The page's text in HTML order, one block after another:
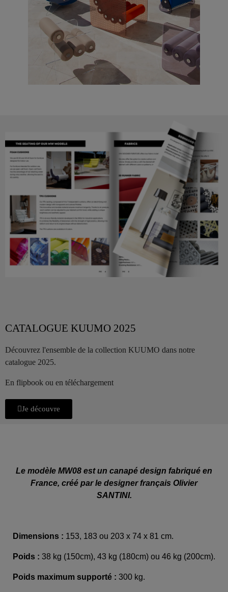
CATALOGUE KUUMO 2025
Découvrez l'ensemble de la collection KUUMO dans notre
catalogue 2025.
En flipbook ou en téléchargement
Je découvre
Le modèle MW08 est un canapé design fabriqué en
France, créé par le designer français Olivier
SANTINI.
Dimensions : 153, 183 ou 203 x 74 x 81 cm.
Poids : 38 kg (150cm), 43 kg (180cm) ou 46 kg (200cm).
Poids maximum supporté : 300 kg.